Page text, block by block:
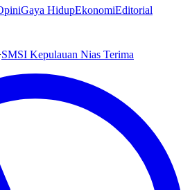
Gaya HidupEkonomiEditorial
SMSI Kepulauan Nias Terima